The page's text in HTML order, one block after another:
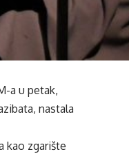
a u petak,
nastala
kao zgarište